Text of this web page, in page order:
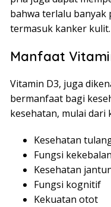
bahwa terlalu banyak
termasuk kanker kulit.
Manfaat
Vitamin D3, juga
bermanfaat bagi
kesehatan, mulai
Kesehatan
Fungsi
Kesehatan
Fungsi kognitif
Kekuatan otot